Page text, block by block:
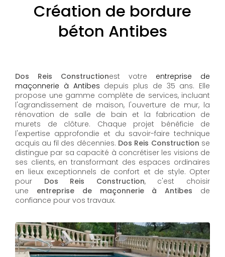
Création de bordure
béton Antibes
Dos Reis Constructionest votre entreprise de
maçonnerie à Antibes depuis plus de 35 ans. Elle
propose une gamme complète de services, incluant
l'agrandissement de maison, l'ouverture de mur, la
rénovation de salle de bain et la fabrication de
murets de clôture. Chaque projet bénéficie de
l'expertise approfondie et du savoir-faire technique
acquis au fil des décennies. Dos Reis Construction se
distingue par sa capacité à concrétiser les visions de
ses clients, en transformant des espaces ordinaires
en lieux exceptionnels de confort et de style. Opter
pour Dos Reis Construction, c'est choisir
une entreprise de maçonnerie à Antibes de
confiance pour vos travaux.